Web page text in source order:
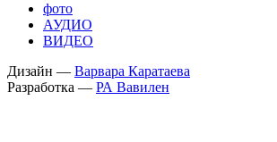
фото
АУДИО
ВИДЕО
Дизайн — Варвара Каратаева
Разработка — РА Вавилен